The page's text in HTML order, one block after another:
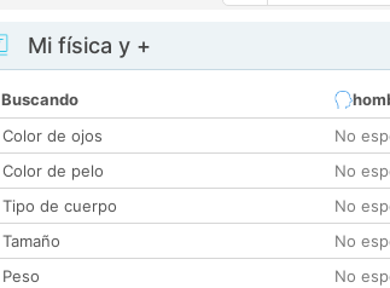
Mi física y +
Buscando
Color de ojos
No
Color de pelo
No
Tipo de cuerpo
No
Tamaño
No
Peso
No